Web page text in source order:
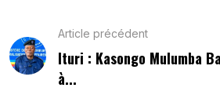
Article précédent
Ituri : Kasongo Mulumba
à...